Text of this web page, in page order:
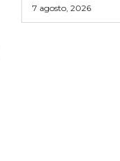
7 agosto, 2026